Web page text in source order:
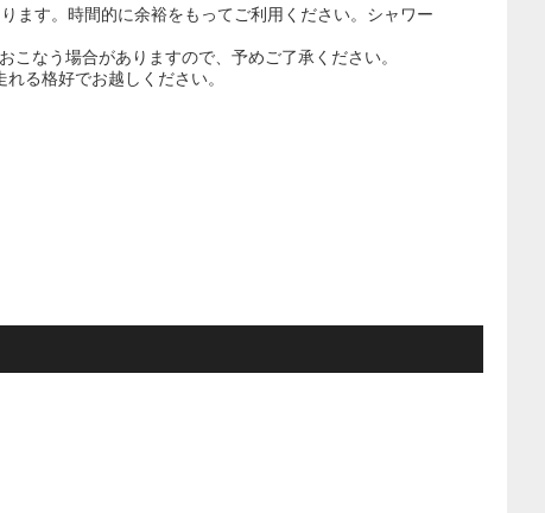
ます。時間的に余裕をもってご利用ください。シャワー
なう場合がありますので、予めご了承ください。
る格好でお越しください。